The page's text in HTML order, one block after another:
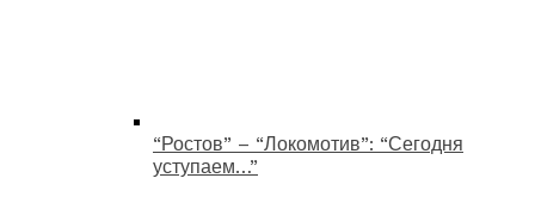
“Ростов” – “Локомотив”: “Сегодня
уступаем…”